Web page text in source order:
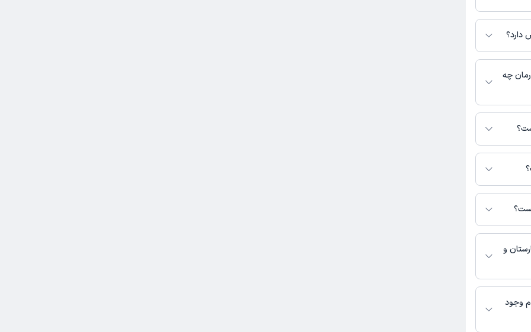
باز در
کنید. در
آدرس مطب،
مرتبط با
دسترس باشد
دارد؟
چه
مرتبط با زنان و
با مطب تماس
مطب‌های دکتر سهیلا
و
درمانی در
وجود